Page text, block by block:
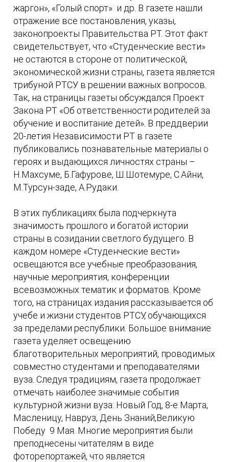
жаргон», «Голый спорт» и др. В газете нашли
отражение все постановления, указы,
законопроекты Правительства РТ. Этот факт
свидетельствует, что «Студенческие вести»
не остаются в стороне от политической,
экономической жизни страны, газета является
трибуной РТСУ в решении важных вопросов.
Так, на страницы газеты обсуждался Проект
Закона РТ «Об ответственности родителей за
обучение и воспитание детей». В преддверии
20-летия Независимости РТ в газете
публиковались познавательные материалы о
героях и выдающихся личностях страны –
Н.Махсуме, Б.Гафурове, Ш.Шотемуре, С.Айни,
М.Турсун-заде, А.Рудаки.
В этих публикациях была подчеркнута
значимость прошлого и богатой истории
страны в созидании светлого будущего. В
каждом номере «Студенческие вести»
освещаются все учебные преобразования,
научные мероприятия, конференции
всевозможных тематик и форматов. Кроме
того, на страницах издания рассказывается об
учебе и жизни студентов РТСУ, обучающихся
за пределами республики. Большое внимание
газета уделяет освещению
благотворительных мероприятий, проводимых
совместно студентами и преподавателями
вуза. Следуя традициям, газета продолжает
отмечать наиболее значимые события
культурной жизни вуза: Новый Год, 8-е Марта,
Масленицу, Навруз, День Знаний,Великую
Победу 9 Мая. Многие мероприятия были
преподнесены читателям в виде
фоторепортажей, что является